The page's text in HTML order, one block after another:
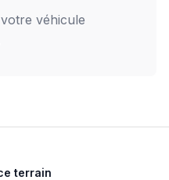
véhicule
terrain